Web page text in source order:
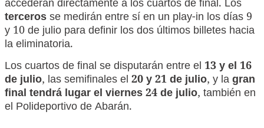
accederán directamente a los cuartos de final. Los
tercerosse medirán entre sí en un play-in los días 9
y 10 de julio para definir los dos últimos billetes hacia
la eliminatoria.
Los cuartos de final se disputarán entre el 13 y el 16
de julio, las semifinales el 20 y 21 de julio, y lagran
final tendrá lugar el viernes 24 de julio, también en
el Polideportivo de Abarán.